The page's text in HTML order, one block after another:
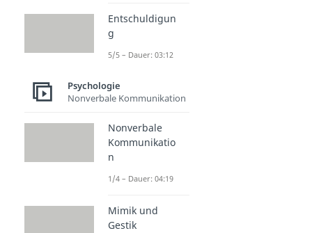
Entschuldigun
g
5/5 – Dauer: 03:12
Psychologie
Nonverbale Kommunikation
Nonverbale
Kommunikatio
n
1/4 – Dauer: 04:19
Mimik und
Gestik